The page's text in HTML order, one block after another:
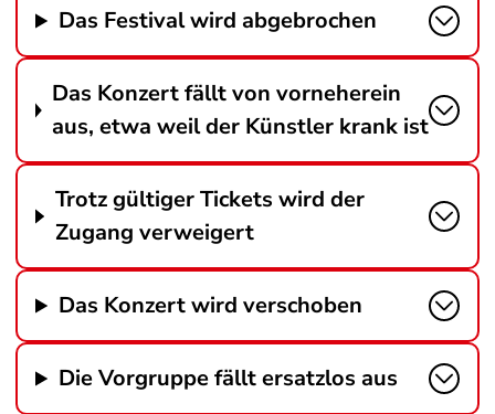
Das Festival wird abgebrochen
Das Konzert fällt von vorneherein
aus, etwa weil der Künstler krank ist
Trotz gültiger Tickets wird der
Zugang verweigert
Das Konzert wird verschoben
Die Vorgruppe fällt ersatzlos aus